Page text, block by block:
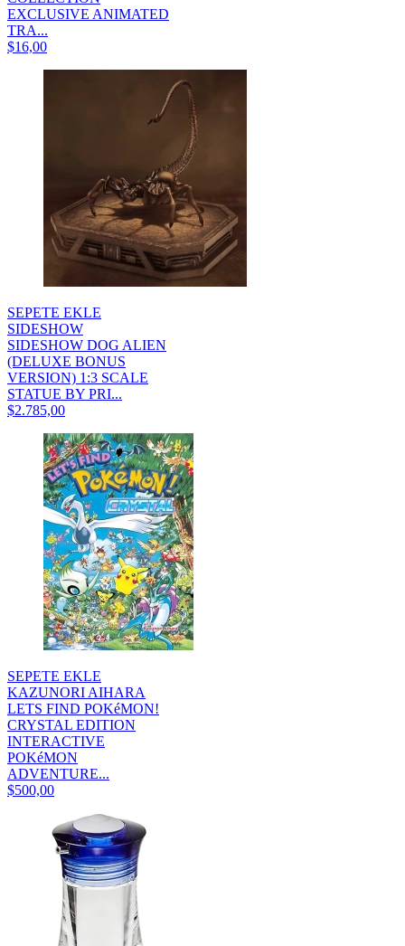
EXCLUSIVE ANIMATED
TRA...
$16,00
SEPETE EKLE
SIDESHOW
SIDESHOW DOG ALIEN
(DELUXE BONUS
VERSION) 1:3 SCALE
STATUE BY PRI...
$2.785,00
SEPETE EKLE
KAZUNORI AIHARA
LETS FIND POKéMON!
CRYSTAL EDITION
INTERACTIVE
POKéMON
ADVENTURE...
$500,00